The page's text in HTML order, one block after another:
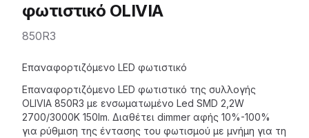
φωτιστικό OLIVIA
850R3
Description
Επαναφορτιζόμενο LED φωτιστικό
Επαναφορτιζόμενο LED φωτιστικό της συλλογής
OLIVIA 850R3 με ενσωματωμένο Led SMD 2,2W
2700/3000K 150lm. Διαθέτει dimmer αφής 10%-100%
για ρύθμιση της έντασης του φωτισμού με μνήμη για τη